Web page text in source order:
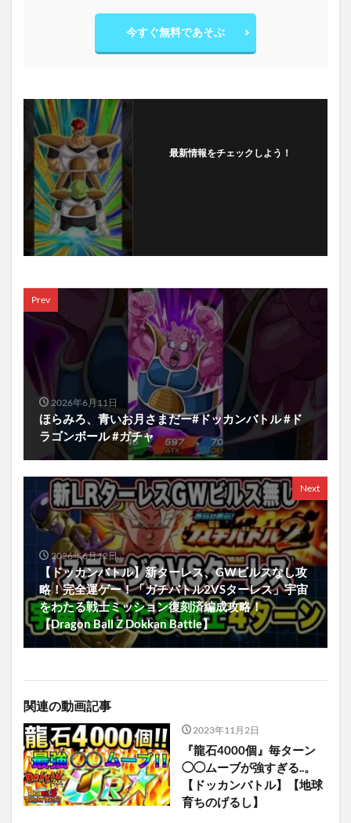
今すぐ無料であそぶ
最新情報をチェックしよう！
Prev
2026年6月11日
ほらみろ、青いお月さまだー#ドッカンバトル #ド
ラゴンボール #ガチャ
Next
2026年6月12日
【ドッカンバトル】新ターレス、GWビルスなし攻
略！完全運ゲー！「ガチバトル2VSターレス」宇宙
をわたる戦士ミッション復刻済編成攻略！
【Dragon Ball Z Dokkan Battle】
関連の動画記事
2023年11月2日
『龍石4000個』毎ターン
◯◯ムーブが強すぎる..。
【ドッカンバトル】【地球
育ちのげるし】